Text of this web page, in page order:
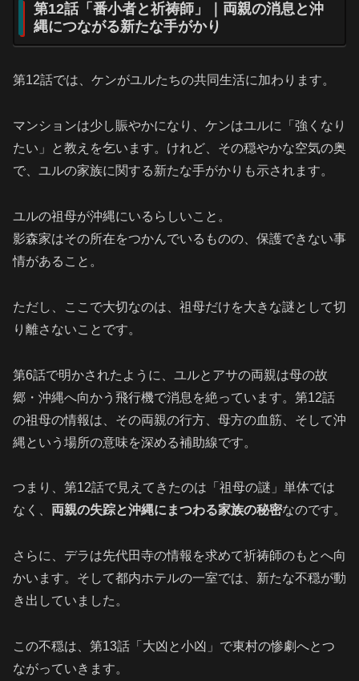
第12話「番小者と祈祷師」｜両親の消息と沖
縄につながる新たな手がかり
第12話では、ケンがユルたちの共同生活に加わります。
マンションは少し賑やかになり、ケンはユルに「強くなり
たい」と教えを乞います。けれど、その穏やかな空気の奥
で、ユルの家族に関する新たな手がかりも示されます。
ユルの祖母が沖縄にいるらしいこと。
影森家はその所在をつかんでいるものの、保護できない事
情があること。
ただし、ここで大切なのは、祖母だけを大きな謎として切
り離さないことです。
第6話で明かされたように、ユルとアサの両親は母の故
郷・沖縄へ向かう飛行機で消息を絶っています。第12話
の祖母の情報は、その両親の行方、母方の血筋、そして沖
縄という場所の意味を深める補助線です。
つまり、第12話で見えてきたのは「祖母の謎」単体では
なく、 両親の失踪と沖縄にまつわる家族の秘密なのです。
さらに、デラは先代田寺の情報を求めて祈祷師のもとへ向
かいます。そして都内ホテルの一室では、新たな不穏が動
き出していました。
この不穏は、第13話「大凶と小凶」で東村の惨劇へとつ
ながっていきます。